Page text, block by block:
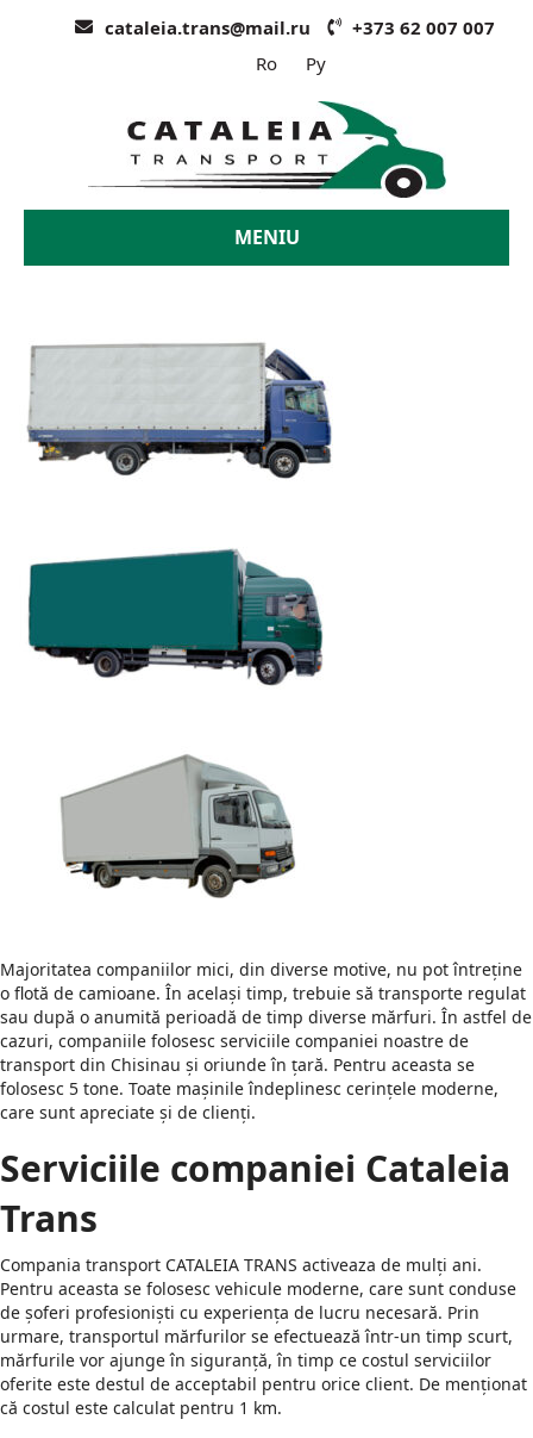
cataleia.trans@mail.ru
+373 62 007 007
Ro
Ру
MENIU
Majoritatea companiilor mici, din diverse motive, nu pot întreține
o flotă de camioane. În același timp, trebuie să transporte regulat
sau după o anumită perioadă de timp diverse mărfuri. În astfel de
cazuri, companiile folosesc serviciile companiei noastre de
transport din Chisinau și oriunde în țară. Pentru aceasta se
folosesc 5 tone. Toate mașinile îndeplinesc cerințele moderne,
care sunt apreciate și de clienți.
Serviciile companiei Cataleia
Trans
Compania transport CATALEIA TRANS activeaza de mulți ani.
Pentru aceasta se folosesc vehicule moderne, care sunt conduse
de șoferi profesioniști cu experiența de lucru necesară. Prin
urmare, transportul mărfurilor se efectuează într-un timp scurt,
mărfurile vor ajunge în siguranță, în timp ce costul serviciilor
oferite este destul de acceptabil pentru orice client. De menționat
că costul este calculat pentru 1 km.